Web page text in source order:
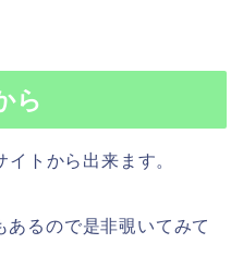
ら
トから出来ます。
あるので是非覗いてみて